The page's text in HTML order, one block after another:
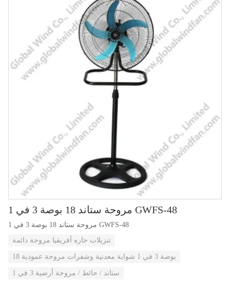
مروحة ستاند 18 بوصة 3 في 1 GWFS-48
مروحة ستاند 18 بوصة 3 في 1 GWFS-48
تنزيلات حاره أفريقيا مروحة دائمة
18 بوصة 3 في 1 شواية معدنية وشفرات مروحة عمودية
ستاند / حائط / مروحة أرضية 3 في 1